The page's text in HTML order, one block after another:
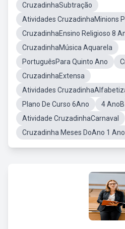
CruzadinhaSubtração
Atividades CruzadinhaMinions
CruzadinhaEnsino Religioso 8
CruzadinhaMúsica Aquarela
PortuguêsPara Quinto Ano
CruzadinhaExtensa
Atividades
Plano De Curso 6Ano
4 AnoB
Atividade CruzadinhaCarnaval
Cruzadinha Meses DoAno 1 Ano